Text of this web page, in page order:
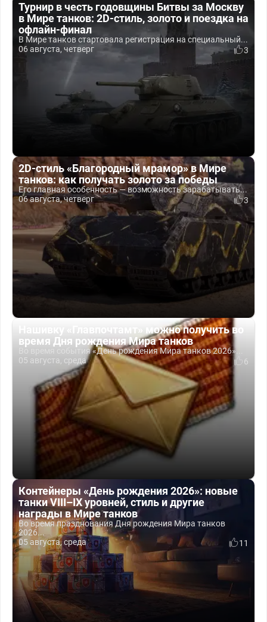
Турнир в честь годовщины Битвы за Москву
в Мире танков: 2D-стиль, золото и поездка на
офлайн-финал
В Мире танков стартовала регистрация на специальный...
06 августа, четверг
3
2D-стиль «Благородный мрамор» в Мире
танков: как получать золото за победы
Его главная особенность — возможность зарабатывать...
06 августа, четверг
3
Нашивку «Главпочтамт» можно получить во
время Дня рождения Мира танков
Во время события «День рождения Мира танков 2026»...
05 августа, среда
6
Контейнеры «День рождения 2026»: новые
танки VIII–IX уровней, стиль и другие
награды в Мире танков
Во время празднования Дня рождения Мира танков
2026...
05 августа, среда
11